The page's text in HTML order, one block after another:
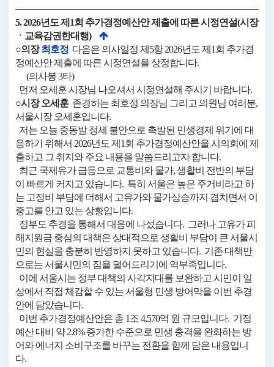
5. 2026년도 제1회 추가경정예산안 제출에 따른 시정연설(시장
ㆍ교육감권한대행)
○의장최호정 다음은 의사일정 제5항 2026년도 제1회 추가경
정예산안 제출에 따른 시정연설을 상정합니다.
(의사봉 3타)
먼저 오세훈 시장님 나오셔서 시정연설해 주시기 바랍니다.
○시장 오세훈존경하는 최호정 의장님 그리고 의원님 여러분,
서울시장 오세훈입니다.
저는 오늘 중동발 정세 불안으로 촉발된 민생경제 위기에 대
응하기 위해서 2026년도 제1회 추가경정예산안을 시의회에 제
출하고 그 취지와 주요 내용을 말씀드리고자 합니다.
최근 국제유가 급등으로 교통비와 물가, 생활비 전반의 부담
이 빠르게 커지고 있습니다. 특히 서울은 높은 주거비라고 하
는 고정비 부담에 더해서 고유가와 물가상승까지 겹치면서 이
중고를 안고 있는 상황입니다.
정부도 추경을 통해서 대응에 나섰습니다. 그러나 고유가 피
해지원금 중심의 대책은 상대적으로 생활비 부담이 큰 서울시
민의 현실을 충분히 반영하지 못하고 있습니다. 기존 대책만
으로는 서울시민의 짐을 덜어드리기에 역부족입니다.
이에 서울시는 정부 대책의 사각지대를 보완하고 시민이 일
상에서 직접 체감할 수 있는 서울형 민생 방어막을 이번 추경
안에 담았습니다.
이번 추가경정예산안은 총 1조 4,570억 원 규모입니다. 기정
예산 대비 약 2.8% 증가한 수준으로 민생 충격을 완화하는 방
어와 에너지 소비구조를 바꾸는 전환을 함께 담은 내용입니
다.